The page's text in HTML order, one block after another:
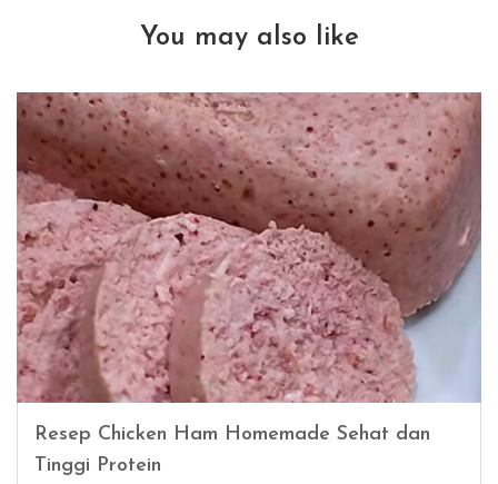
You may also like
Resep Chicken Ham Homemade Sehat dan
Tinggi Protein